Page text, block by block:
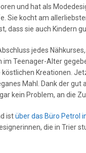
und hat als
Sie kocht am
dass sie auch Kindern
jedes
im Teenager-Alter
Kreationen.
Mahl. Dank der
kein Problem, an die
istüber das Büro Petrol
die in Trier